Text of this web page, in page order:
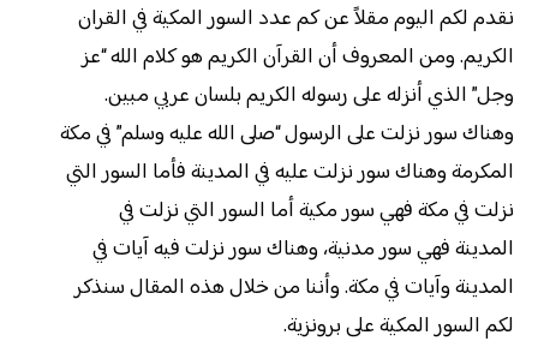
نقدم لكم اليوم مقلاً عن كم عدد السور المكية في القران
الكريم. ومن المعروف أن القرآن الكريم هو كلام الله “عز
وجل” الذي أنزله على رسوله الكريم بلسان عربي مبين.
وهناك سور نزلت على الرسول “صلى الله عليه وسلم” في مكة
المكرمة وهناك سور نزلت عليه في المدينة فأما السور التي
نزلت في مكة فهي سور مكية أما السور التي نزلت في
المدينة فهي سور مدنية، وهناك سور نزلت فيه آيات في
المدينة وآيات في مكة. وأننا من خلال هذه المقال سنذكر
لكم السور المكية على برونزية.